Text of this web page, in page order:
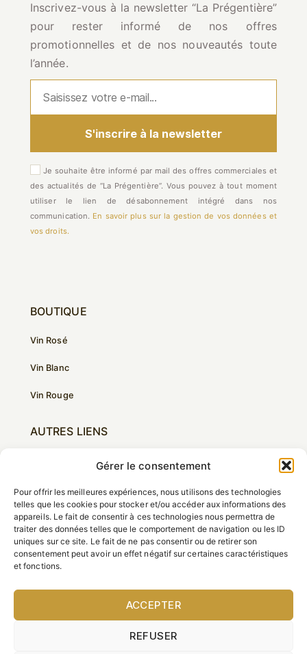
Gérer le consentement
Pour offrir les meilleures expériences, nous utilisons des technologies
telles que les cookies pour stocker et/ou accéder aux informations des
appareils. Le fait de consentir à ces technologies nous permettra de
traiter des données telles que le comportement de navigation ou les ID
uniques sur ce site. Le fait de ne pas consentir ou de retirer son
consentement peut avoir un effet négatif sur certaines caractéristiques
et fonctions.
ACCEPTER
REFUSER
Inscrivez-vous à la newsletter “La Prégentière”
pour rester informé de nos offres
promotionnelles et de nos nouveautés toute
l’année.
Je souhaite être informé par mail des offres commerciales et
des actualités de “La Prégentière”. Vous pouvez à tout moment
utiliser le lien de désabonnement intégré dans nos
communication. En savoir plus sur la gestion de vos données et
vos droits.
BOUTIQUE
Vin Rosé
Vin Blanc
Vin Rouge
AUTRES LIENS
Nos Valeurs
Galerie
Contact
L'ABUS D'ALCOOL EST DANGEREUX POUR LA
SANTÉ. À CONSOMMER AVEC MODÉRATION.